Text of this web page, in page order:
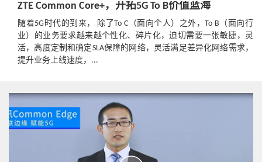
ZTE Common Core+，开拓5G To B价值蓝海
随着5G时代的到来， 除了To C（面向个人）之外，To B（面向行
业）的业务要求越来越个性化、碎片化，迫切需要一张敏捷，灵
活，高度定制和确定SLA保障的网络，灵活满足差异化网络需求，
提升业务上线速度，...